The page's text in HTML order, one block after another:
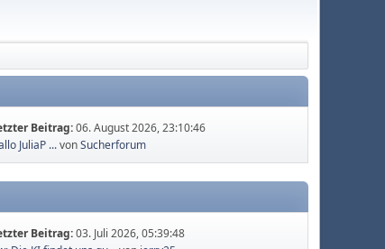
Beitrag:06. August 2026, 23:10:46
JuliaP ...vonSucherforum
Beitrag:03. Juli 2026, 05:39:48